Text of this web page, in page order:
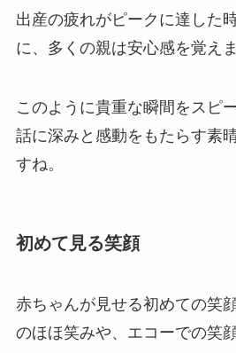
出産の疲れがピークに達した
に、多くの親は安心感を覚えま
このように貴重な瞬間をスピ
話に深みと感動をもたらす素
すね。
初めて見る笑顔
赤ちゃんが見せる初めての笑
のほほ笑みや、エコーでの笑